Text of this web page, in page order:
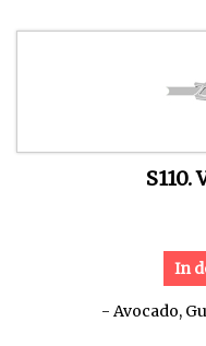
S110.
In
- Avocado,